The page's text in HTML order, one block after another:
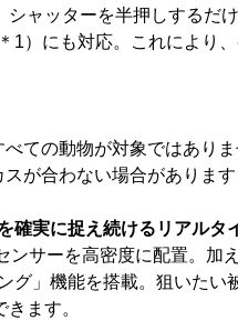
ャッターを半押しする
）にも対応。これにより
ての動物が対象ではあり
が合わない場合があります
確実に捉え続けるリアルタ
サーを高密度に配置。
グ」機能を搭載。狙いた
ます。